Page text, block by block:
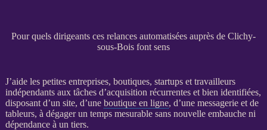
Pour quels dirigeants ces relances automatisées auprès de Clichy-
sous-Bois font sens
J’aide les petites entreprises, boutiques, startups et travailleurs
indépendants aux tâches d’acquisition récurrentes et bien identifiées,
disposant d’un site, d’une boutique en ligne, d’une messagerie et de
tableurs, à dégager un temps mesurable sans nouvelle embauche ni
dépendance à un tiers.